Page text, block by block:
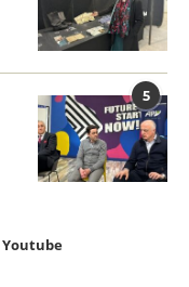
5
Youtube